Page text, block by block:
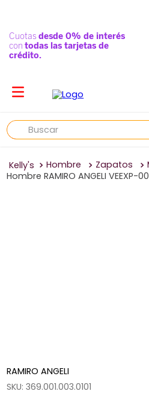
Buscar
Hombre Zapatos
Hombre RAMIRO ANGELI VEEXP-
RAMIRO ANGELI
SKU:369.001.003.0101